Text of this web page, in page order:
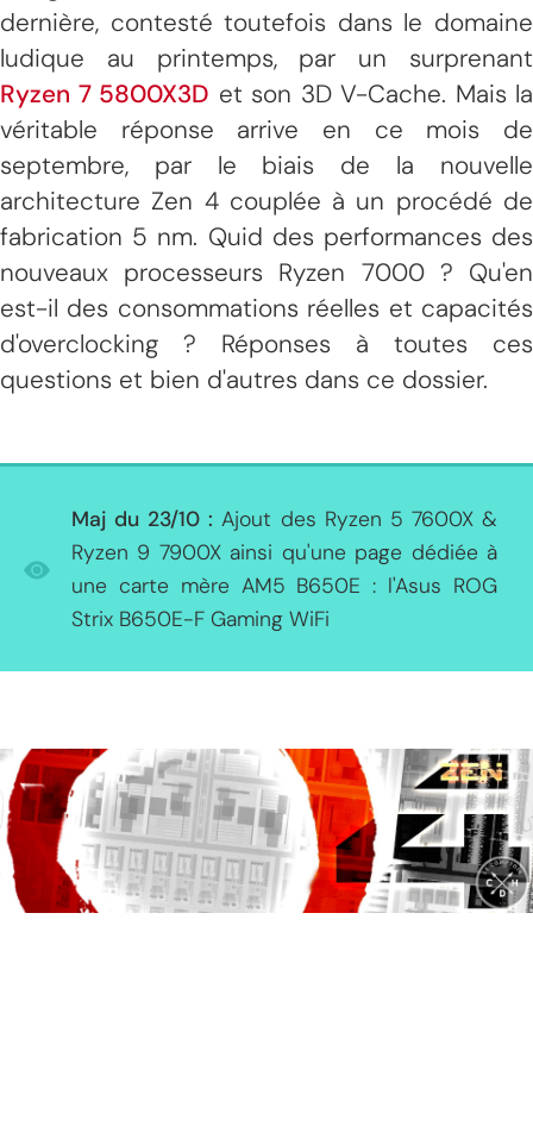
dernière, contesté toutefois dans le domaine
ludique au printemps, par un surprenant
Ryzen 7 5800X3D et son 3D V-Cache. Mais la
véritable réponse arrive en ce mois de
septembre, par le biais de la nouvelle
architecture Zen 4 couplée à un procédé de
fabrication 5 nm. Quid des performances des
nouveaux processeurs Ryzen 7000 ? Qu'en
est-il des consommations réelles et capacités
d'overclocking ? Réponses à toutes ces
questions et bien d'autres dans ce dossier.
Maj du 23/10 : Ajout des Ryzen 5 7600X &
Ryzen 9 7900X ainsi qu'une page dédiée à
une carte mère AM5 B650E : l'Asus ROG
Strix B650E-F Gaming WiFi